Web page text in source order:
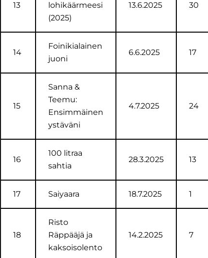
13
lohikäärmeesi
(2025)
13.6.2025 30
14
Foinikialainen
juoni
6.6.2025 17
15
Sanna &
Teemu:
Ensimmäinen
ystäväni
4.7.2025 24
16
100 litraa
sahtia
28.3.2025 13
17 Saiyaara 18.7.2025 1
18
Risto
Räppääjä ja
kaksoisolento
14.2.2025 7